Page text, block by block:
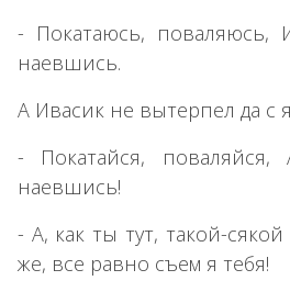
- Покатаюсь, поваляюсь,
наевшись.
А Ивасик не вытерпел да с
- Покатайся, поваляйся,
наевшись!
- А, как ты тут, такой-
же, все равно съем я тебя!